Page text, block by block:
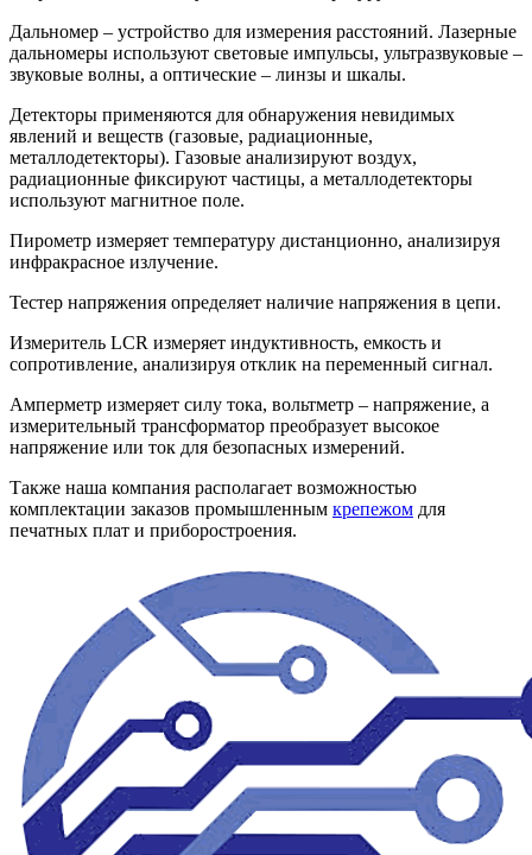
Дальномер – устройство для измерения расстояний. Лазерные
дальномеры используют световые импульсы, ультразвуковые –
звуковые волны, а оптические – линзы и шкалы.
Детекторы применяются для обнаружения невидимых
явлений и веществ (газовые, радиационные,
металлодетекторы). Газовые анализируют воздух,
радиационные фиксируют частицы, а металлодетекторы
используют магнитное поле.
Пирометр измеряет температуру дистанционно, анализируя
инфракрасное излучение.
Тестер напряжения определяет наличие напряжения в цепи.
Измеритель LCR измеряет индуктивность, емкость и
сопротивление, анализируя отклик на переменный сигнал.
Амперметр измеряет силу тока, вольтметр – напряжение, а
измерительный трансформатор преобразует высокое
напряжение или ток для безопасных измерений.
Также наша компания располагает возможностью
комплектации заказов промышленным крепежом для
печатных плат и приборостроения.